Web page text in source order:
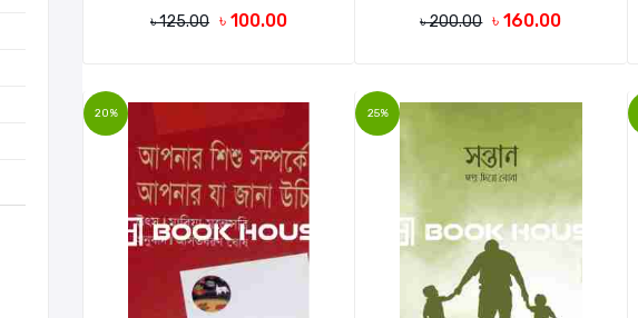
৳ 125.00 ৳ 100.00 ৳ 200.00 ৳ 160.00
20% 25%